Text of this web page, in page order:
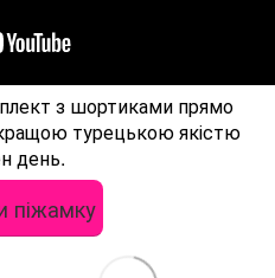
з шортиками прямо
турецькою якістю
день.
піжамку